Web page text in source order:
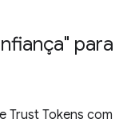
para
Trust Tokens com